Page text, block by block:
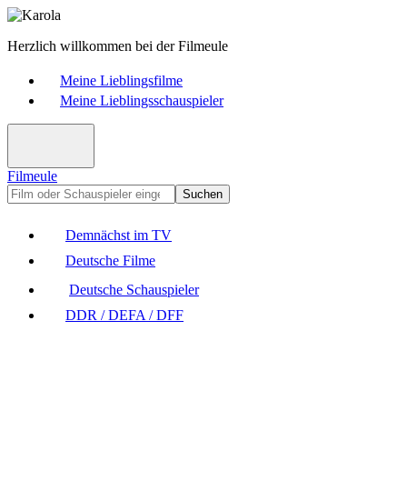
Herzlich willkommen bei der Filmeule
Meine Lieblingsfilme
Meine Lieblingsschauspieler
Filmeule
Suchen
Demnächst im TV
Deutsche Filme
Deutsche Schauspieler
DDR / DEFA / DFF